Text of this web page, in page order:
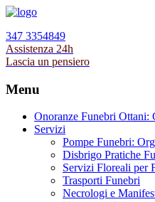
347 3354849
Assistenza 24h
Lascia un pensiero
Menu
Onoranze Funebri Ottani:
Servizi
Pompe Funebri:
Disbrigo Pratiche
Servizi Floreali per
Trasporti Funebri
Necrologi e